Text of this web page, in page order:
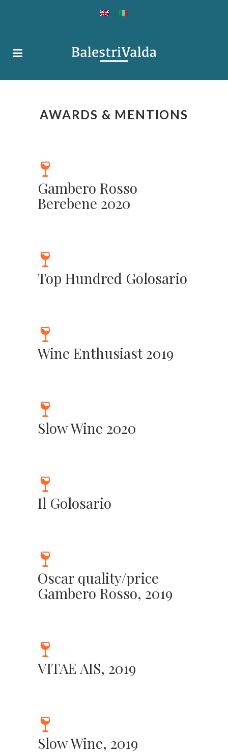
AWARDS & MENTIONS
Gambero Rosso
Berebene 2020
Top Hundred Golosario
Wine Enthusiast 2019
Slow Wine 2020
Il Golosario
Oscar quality/price
Gambero Rosso, 2019
VITAE AIS, 2019
Slow Wine, 2019